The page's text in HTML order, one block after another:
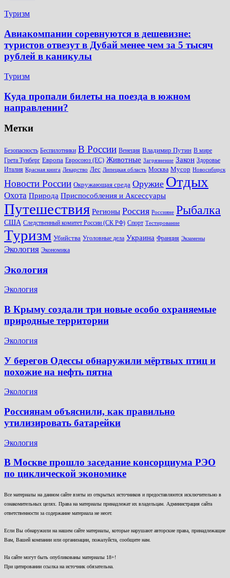
Туризм
Авиакомпании соревнуются в дешевизне:
туристов отвезут в Дубай менее чем за 5 тысяч
рублей в каникулы
Туризм
Куда пропали билеты на поезда в южном
направлении?
Метки
Безопасность Беспилотники В России Венеция Владимир Путин В мире
Грета Тунберг Европа Евросоюз (ЕС) Животные Загрязнение Закон Здоровье
Италия Красная книга Лекарство Лес Липецкая область Москва Мусор Новосибирск
Новости России Окружающая среда Оружие Отдых
Охота Природа Приспособления и Аксессуары
Путешествия Регионы Россия Россияне Рыбалка
США Следственный комитет России (СК РФ) Спорт Тестирование
Туризм Убийства Уголовные дела Украина Франция Экзамены
Экология Экономика
Экология
Экология
В Крыму создали три новые особо охраняемые
природные территории
Экология
У берегов Одессы обнаружили мёртвых птиц и
похожие на нефть пятна
Экология
Россиянам объяснили, как правильно
утилизировать батарейки
Экология
В Москве прошло заседание консорциума РЭО
по циклической экономике
Все материалы на данном сайте взяты из открытых источников и предоставляются исключительно в
ознакомительных целях. Права на материалы принадлежат их владельцам. Администрация сайта
ответственности за содержание материала не несет.
Если Вы обнаружили на нашем сайте материалы, которые нарушают авторские права, принадлежащие
Вам, Вашей компании или организации, пожалуйста, сообщите нам.
На сайте могут быть опубликованы материалы 18+!
При цитировании ссылка на источник обязательна.